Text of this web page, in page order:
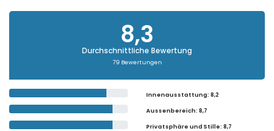
8,3
Durchschnittliche Bewertung
79 Bewertungen
Innenausstattung: 8,2
Aussenbereich: 8,7
Privatsphäre und Stille: 8,7